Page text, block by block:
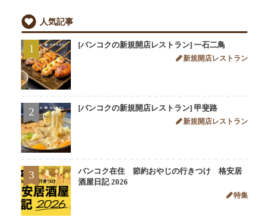
人気記事
1 [バンコクの新規開店レストラン] 一石二鳥
新規開店レストラン
2 [バンコクの新規開店レストラン] 甲斐路
新規開店レストラン
3
バンコク在住 節約おやじの行きつけ 格安居
酒屋日記 2026
特集